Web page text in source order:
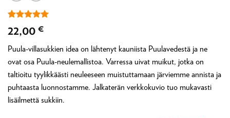
Arvio5
5:stä
1
asiakkaan
arvotukseen.
22,00 €
Puula-villasukkien idea on lähtenyt kauniista Puulavedestä ja ne
ovat osa Puula-neulemallistoa. Varressa uivat muikut, jotka on
taltioitu tyylikkäästi neuleeseen muistuttamaan järviemme annista ja
puhtaasta luonnostamme. Jalkaterän verkkokuvio tuo mukavasti
lisäilmettä sukkiin.